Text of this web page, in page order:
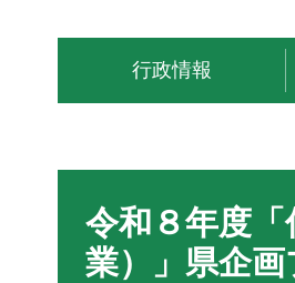
行政情報
令和８年度
業）」県企